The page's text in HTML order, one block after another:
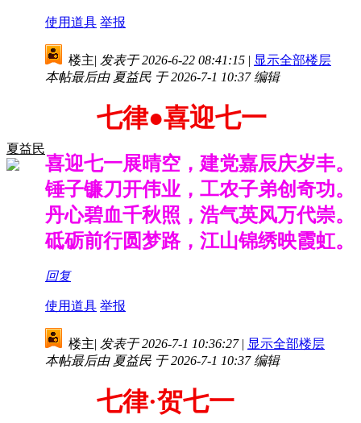
使用道具 举报
夏益民
楼主| 发表于 2026-6-22 08:41:15 | 显示全部楼层
本帖最后由 夏益民 于 2026-7-1 10:37 编辑
七律●喜迎七一
喜迎七一展晴空，建党嘉辰庆岁丰。
锤子镰刀开伟业，工农子弟创奇功。
丹心碧血千秋照，浩气英风万代崇。
砥砺前行圆梦路，江山锦绣映霞虹。
回复
使用道具 举报
楼主| 发表于 2026-7-1 10:36:27 | 显示全部楼层
本帖最后由 夏益民 于 2026-7-1 10:37 编辑
七律·贺七一